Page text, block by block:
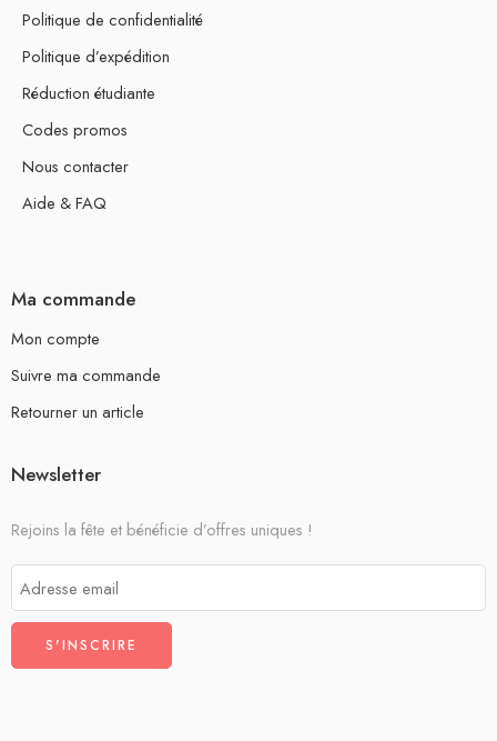
Politique de confidentialité
Politique d’expédition
Réduction étudiante
Codes promos
Nous contacter
Aide & FAQ
Ma commande
Mon compte
Suivre ma commande
Retourner un article
Newsletter
Rejoins la fête et bénéficie d’offres uniques !